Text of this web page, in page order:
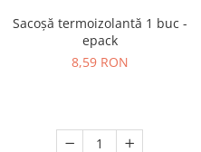
Sacoșă termoizolantă 1 buc -
epack
8,59 RON